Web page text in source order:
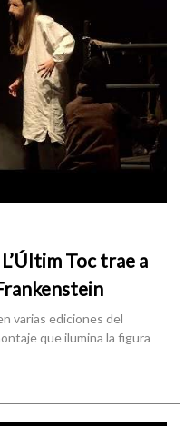
Toc trae a
varias ediciones del
que ilumina la figura